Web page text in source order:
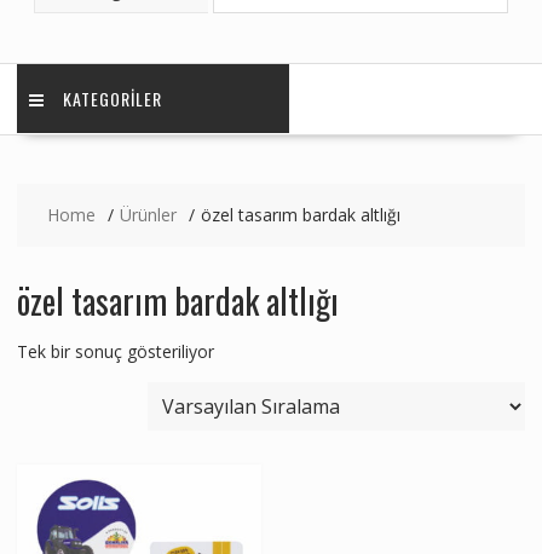
KATEGORILER
Home Ürünler özel tasarım bardak altlığı
özel tasarım bardak altlığı
Tek bir sonuç gösteriliyor